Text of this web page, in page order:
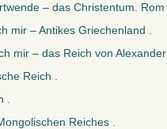
– das Christentum. Rom
mir – Antikes Griechenland .
mir – das Reich von
Reich .
Reiches .